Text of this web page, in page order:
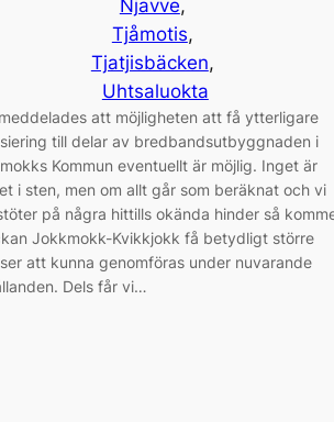
Njavve
Tjåmotis
Tjatjisbäcken
Uhtsaluokta
att möjligheten att få ytterligare
till delar av bredbandsutbyggnaden i
Kommun eventuellt är möjlig. Inget är
i sten, men om allt går som beräknat och vi
på några hittills okända hinder så
Jokkmokk-Kvikkjokk få betydligt större
att kunna genomföras under nuvarande
Dels får vi…